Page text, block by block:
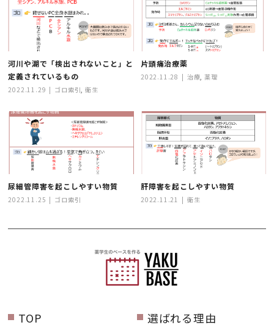
河川や湖で「検出されないこと」と
定義されているもの
2022.11.29 ゴロ索引,衛生
片頭痛治療薬
2022.11.28 治療, 薬理
尿細管障害を起こしやすい物質
2022.11.25 ゴロ索引
肝障害を起こしやすい物質
2022.11.21 衛生
TOP
選ばれる理由